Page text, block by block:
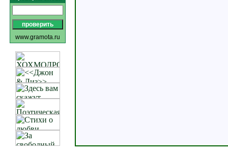
www.gramota.ru